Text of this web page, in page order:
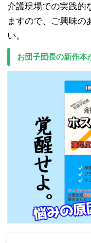
介護現場での実践的
ますので、ご興味の
い。
お団子団長の新作本